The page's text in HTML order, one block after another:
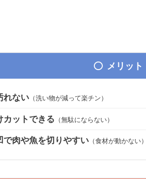
メリット
れない（洗い物が減って楽チン）
カットできる （無駄にならない）
で肉や魚を切りやすい（食材が動かない）